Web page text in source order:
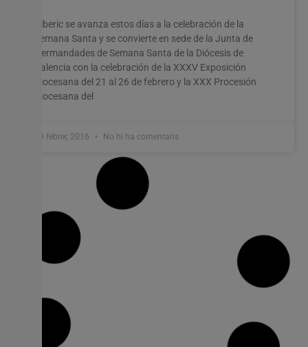
Alberic se avanza estos días a la celebración de la
Semana Santa y se convierte en sede de la Junta de
Hermandades de Semana Santa de la Diócesis de
Valencia con la celebración de la XXXV Exposición
Diocesana del 21 al 26 de febrero y la XXX Procesión
Diocesana del
19 febrer, 2016 No hi ha comentaris